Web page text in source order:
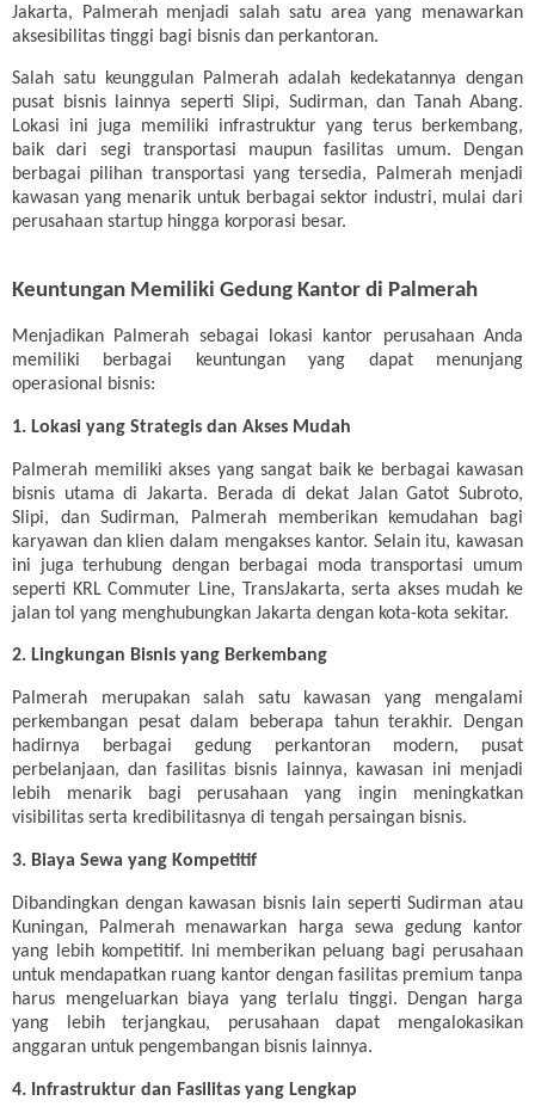
Jakarta, Palmerah menjadi salah satu area yang menawarkan
aksesibilitas tinggi bagi bisnis dan perkantoran.
Salah satu keunggulan Palmerah adalah kedekatannya dengan
pusat bisnis lainnya seperti Slipi, Sudirman, dan Tanah Abang.
Lokasi ini juga memiliki infrastruktur yang terus berkembang,
baik dari segi transportasi maupun fasilitas umum. Dengan
berbagai pilihan transportasi yang tersedia, Palmerah menjadi
kawasan yang menarik untuk berbagai sektor industri, mulai dari
perusahaan startup hingga korporasi besar.
Keuntungan Memiliki Gedung Kantor di Palmerah
Menjadikan Palmerah sebagai lokasi kantor perusahaan Anda
memiliki berbagai keuntungan yang dapat menunjang
operasional bisnis:
1. Lokasi yang Strategis dan Akses Mudah
Palmerah memiliki akses yang sangat baik ke berbagai kawasan
bisnis utama di Jakarta. Berada di dekat Jalan Gatot Subroto,
Slipi, dan Sudirman, Palmerah memberikan kemudahan bagi
karyawan dan klien dalam mengakses kantor. Selain itu, kawasan
ini juga terhubung dengan berbagai moda transportasi umum
seperti KRL Commuter Line, TransJakarta, serta akses mudah ke
jalan tol yang menghubungkan Jakarta dengan kota-kota sekitar.
2. Lingkungan Bisnis yang Berkembang
Palmerah merupakan salah satu kawasan yang mengalami
perkembangan pesat dalam beberapa tahun terakhir. Dengan
hadirnya berbagai gedung perkantoran modern, pusat
perbelanjaan, dan fasilitas bisnis lainnya, kawasan ini menjadi
lebih menarik bagi perusahaan yang ingin meningkatkan
visibilitas serta kredibilitasnya di tengah persaingan bisnis.
3. Biaya Sewa yang Kompetitif
Dibandingkan dengan kawasan bisnis lain seperti Sudirman atau
Kuningan, Palmerah menawarkan harga sewa gedung kantor
yang lebih kompetitif. Ini memberikan peluang bagi perusahaan
untuk mendapatkan ruang kantor dengan fasilitas premium tanpa
harus mengeluarkan biaya yang terlalu tinggi. Dengan harga
yang lebih terjangkau, perusahaan dapat mengalokasikan
anggaran untuk pengembangan bisnis lainnya.
4. Infrastruktur dan Fasilitas yang Lengkap